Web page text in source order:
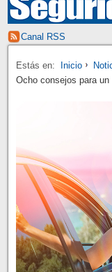
Canal RSS
Estás en: Inicio
Ocho consejos para